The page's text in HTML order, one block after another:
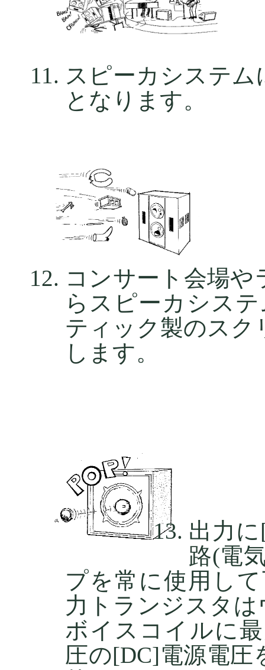
スピーカシステ
となります。
コンサート会場
らスピーカシス
ティック製のスク
します。
出力
路(電
プを常に使用し
力トランジスタ
ボイスコイルに
圧の[DC]電源電圧